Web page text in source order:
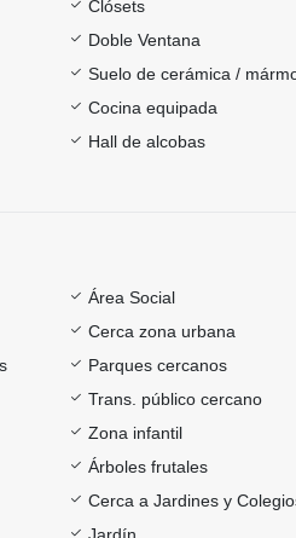
Clósets
Doble Ventana
Suelo de cerámica /
Cocina equipada
Hall de alcobas
Área Social
Cerca zona urbana
Parques cercanos
Trans. público cercano
Zona infantil
Árboles frutales
Cerca a Jardines y
Jardín